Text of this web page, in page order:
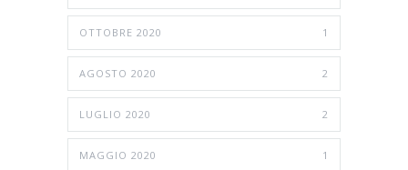
OTTOBRE 2020 1
AGOSTO 2020 2
LUGLIO 2020 2
MAGGIO 2020 1